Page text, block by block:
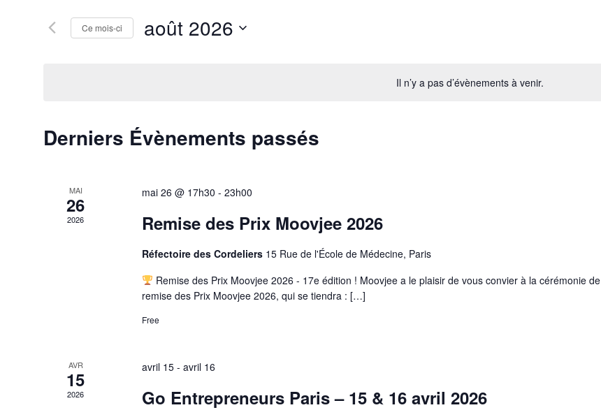
Il n’y a pas d’évènements à venir.
Ce mois-ci août 2026
Calendrier
Évènements
Derniers Évènements passés
MAI
26
2026
mai 26 @ 17h30 - 23h00
Remise des Prix Moovjee 2026
Réfectoire des Cordeliers 15 Rue de l'École de Médecine, Paris
Remise des Prix Moovjee 2026 - 17e édition ! Moovjee a le plaisir de vous convier à la cérémonie de
remise des Prix Moovjee 2026, qui se tiendra : […]
Free
AVR
15
2026
avril 15- avril 16
Go Entrepreneurs Paris – 15 & 16 avril 2026